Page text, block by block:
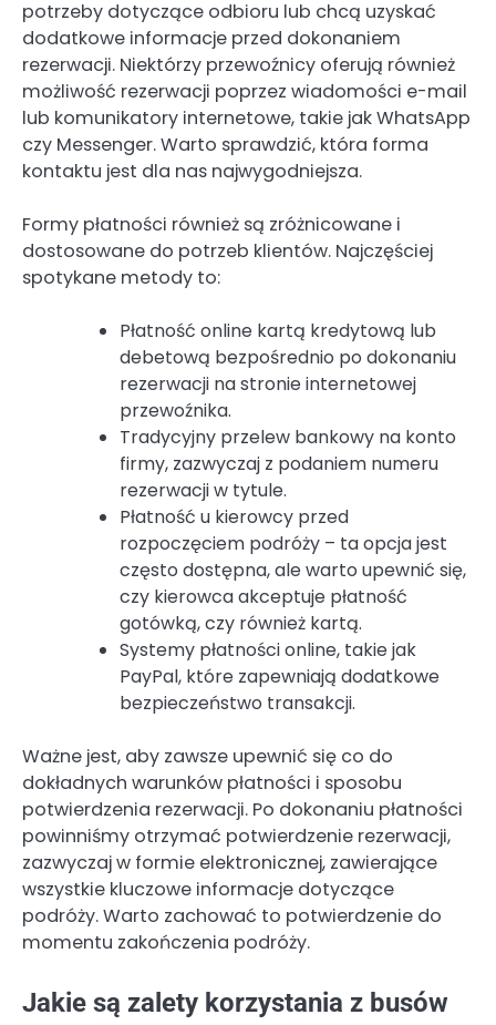
potrzeby dotyczące odbioru lub chcą uzyskać
dodatkowe informacje przed dokonaniem
rezerwacji. Niektórzy przewoźnicy oferują również
możliwość rezerwacji poprzez wiadomości e-mail
lub komunikatory internetowe, takie jak WhatsApp
czy Messenger. Warto sprawdzić, która forma
kontaktu jest dla nas najwygodniejsza.
Formy płatności również są zróżnicowane i
dostosowane do potrzeb klientów. Najczęściej
spotykane metody to:
Płatność online kartą kredytową lub
debetową bezpośrednio po dokonaniu
rezerwacji na stronie internetowej
przewoźnika.
Tradycyjny przelew bankowy na konto
firmy, zazwyczaj z podaniem numeru
rezerwacji w tytule.
Płatność u kierowcy przed
rozpoczęciem podróży – ta opcja jest
często dostępna, ale warto upewnić się,
czy kierowca akceptuje płatność
gotówką, czy również kartą.
Systemy płatności online, takie jak
PayPal, które zapewniają dodatkowe
bezpieczeństwo transakcji.
Ważne jest, aby zawsze upewnić się co do
dokładnych warunków płatności i sposobu
potwierdzenia rezerwacji. Po dokonaniu płatności
powinniśmy otrzymać potwierdzenie rezerwacji,
zazwyczaj w formie elektronicznej, zawierające
wszystkie kluczowe informacje dotyczące
podróży. Warto zachować to potwierdzenie do
momentu zakończenia podróży.
Jakie są zalety korzystania z busów